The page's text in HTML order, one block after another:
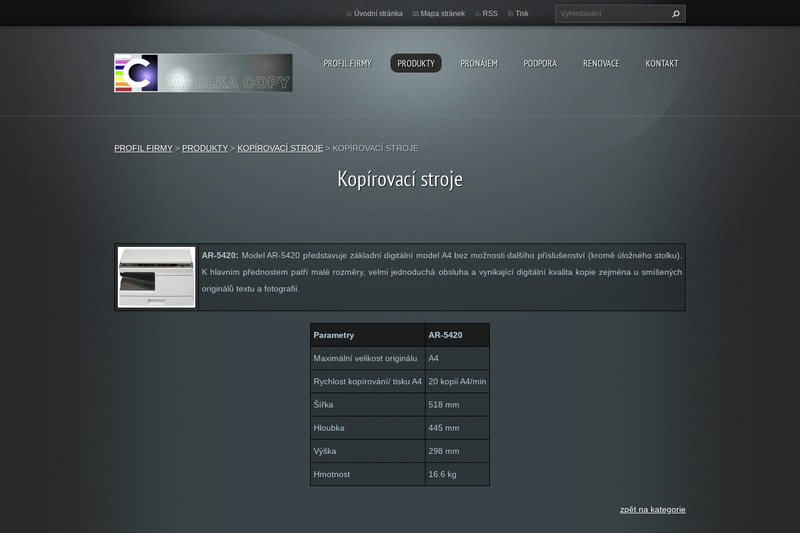
PROFIL FIRMY PRODUKTY PRONÁJEM PODPORA RENOVACE KONTAKT
Úvodní stránka Mapa stránek RSS Tisk
PROFIL FIRMY > PRODUKTY > KOPÍROVACÍ STROJE > KOPÍROVACÍ STROJE
Kopírovací stroje
AR-5420: Model AR-5420 představuje základní digitální model A4 bez možnosti dalšího příslušenství (kromě úložného stolku).
K hlavním přednostem patří malé rozměry, velmi jednoduchá obsluha a vynikající digitální kvalita kopie zejména u smíšených
originálů textu a fotografií.
Parametry AR-5420
Maximální velikost originálu A4
Rychlost kopírování/ tisku A4 20 kopií A4/min
Šířka 518 mm
Hloubka 445 mm
Výška 298 mm
Hmotnost 16.6 kg
zpět na kategorie